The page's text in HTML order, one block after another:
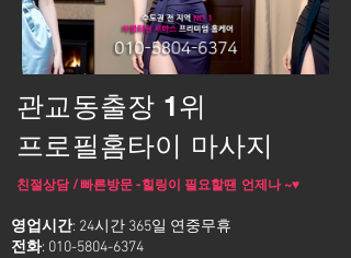
관교동출장 1위
프로필홈타이 마사지
친절상담 / 빠른방문 -힐링이 필요할땐 언제나 ~♥
영업시간: 24시간 365일 연중무휴
전화: 010-5804-6374